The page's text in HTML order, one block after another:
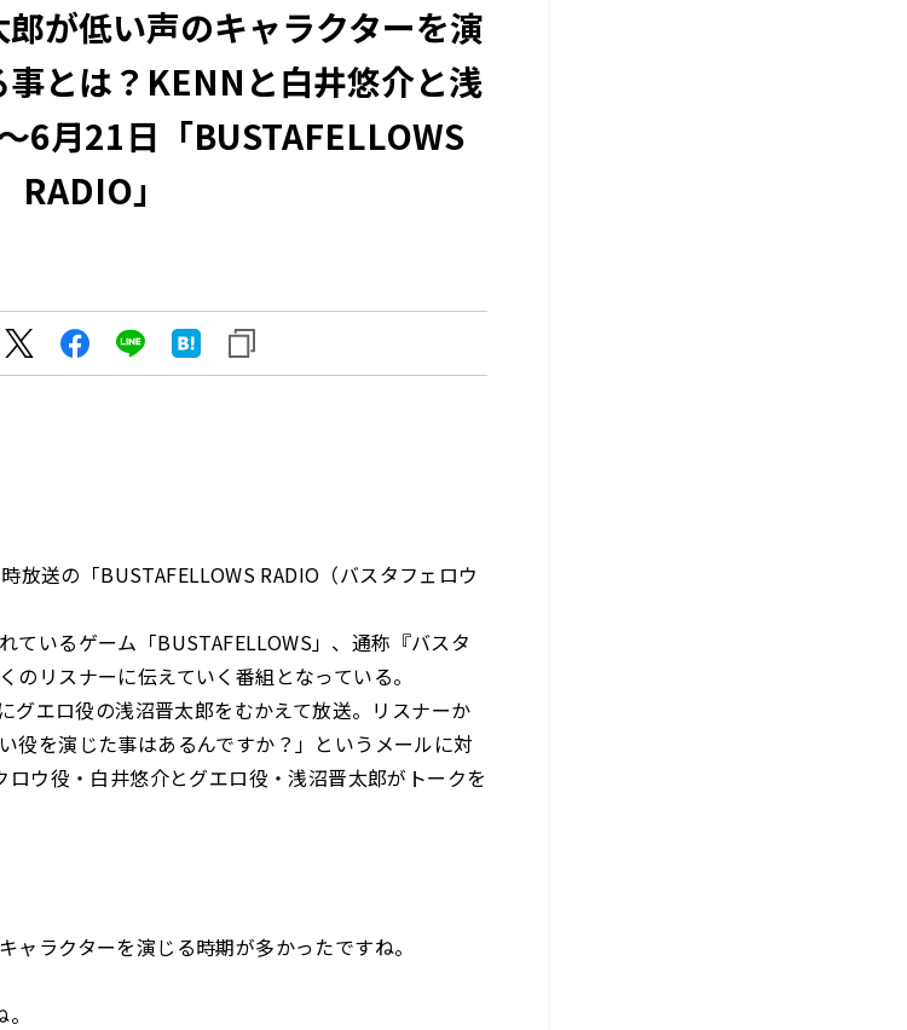
が低い声のキャラクターを演
事とは？KENNと白井悠介と浅
6月21日「BUSTAFELLOWS
RADIO」
放送の「BUSTAFELLOWS RADIO（バスタフェロウ
ているゲーム「BUSTAFELLOWS」、通称『バスタ
のリスナーに伝えていく番組となっている。
グエロ役の浅沼晋太郎をむかえて放送。リスナーか
役を演じた事はあるんですか？」というメールに対
ロウ役・白井悠介とグエロ役・浅沼晋太郎がトークを
ラクターを演じる時期が多かったですね。